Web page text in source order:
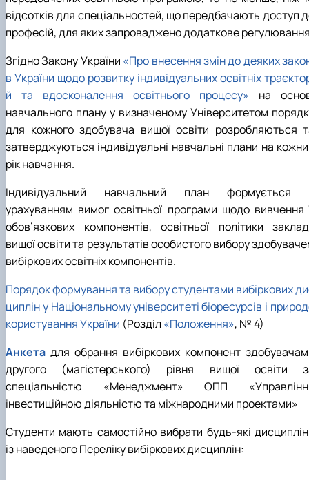
відсотків для спеціальностей, що передбачають доступ
професій, для яких запроваджено додаткове
Згідно Закону України «Про внесення змін до деяких
в України щодо розвитку індивідуальних освітніх
й та вдосконалення освітнього процесу» на
навчального плану у визначеному Університетом
для кожного здобувача вищої освіти розробляються
затверджуються індивідуальні навчальні плани на
рік навчання.
Індивідуальний навчальний план формується
урахуванням вимог освітньої програми щодо вивчення
обов’язкових компонентів, освітньої політики
вищої освіти та результатів особистого вибору
вибіркових освітніх компонентів.
Порядок формування та вибору студентами вибіркових
циплін у Національному університеті біоресурсів і
користування України (Розділ«Положення», № 4)
Анкета для обрання вибіркових компонент
другого (магістерського) рівня вищої освіти
спеціальністю «Менеджмент» ОПП
інвестиційною діяльністю та міжнародними проектами»
Студенти мають самостійно вибрати будь-які
із наведеного Переліку вибіркових дисциплін: